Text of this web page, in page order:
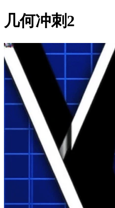
几何冲刺2